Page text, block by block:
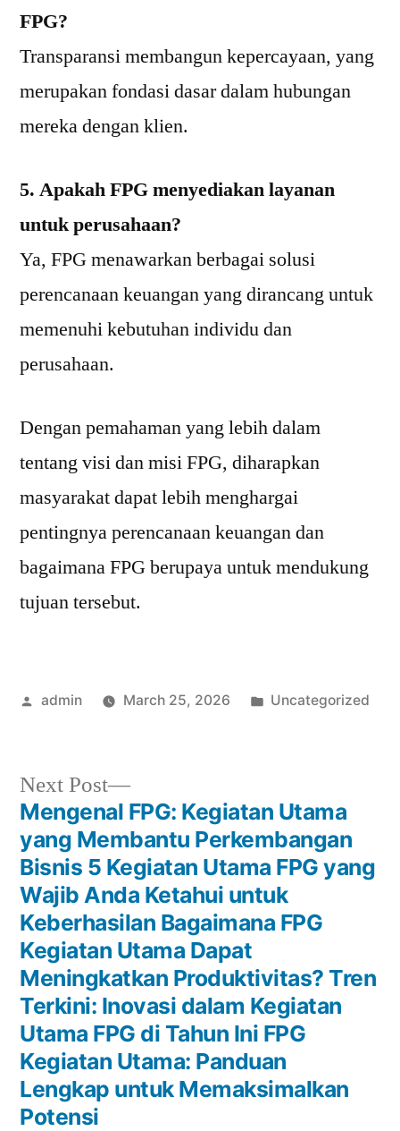
FPG?
Transparansi membangun kepercayaan, yang
merupakan fondasi dasar dalam hubungan
mereka dengan klien.
5. Apakah FPG menyediakan layanan
untuk perusahaan?
Ya, FPG menawarkan berbagai solusi
perencanaan keuangan yang dirancang untuk
memenuhi kebutuhan individu dan
perusahaan.
Dengan pemahaman yang lebih dalam
tentang visi dan misi FPG, diharapkan
masyarakat dapat lebih menghargai
pentingnya perencanaan keuangan dan
bagaimana FPG berupaya untuk mendukung
tujuan tersebut.
Posted
admin March 25, 2026
Posted
Uncategorized
Post
navigation
Next Post
Next
post:
Mengenal FPG: Kegiatan Utama
yang Membantu Perkembangan
Bisnis 5 Kegiatan Utama FPG yang
Wajib Anda Ketahui untuk
Keberhasilan Bagaimana FPG
Kegiatan Utama Dapat
Meningkatkan Produktivitas? Tren
Terkini: Inovasi dalam Kegiatan
Utama FPG di Tahun Ini FPG
Kegiatan Utama: Panduan
Lengkap untuk Memaksimalkan
Potensi